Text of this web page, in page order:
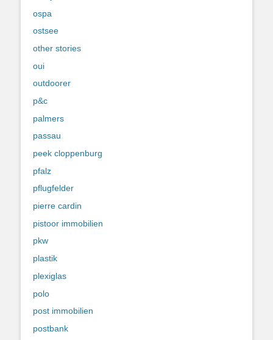
ospa
ostsee
other stories
oui
outdoorer
p&c
palmers
passau
peek cloppenburg
pfalz
pflugfelder
pierre cardin
pistoor immobilien
pkw
plastik
plexiglas
polo
post immobilien
postbank